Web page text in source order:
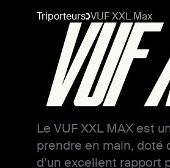
Triporteurs VUF XXL Max
VUF
Le VUF XXL MAX est
prendre en main, doté
d’un excellent rapport